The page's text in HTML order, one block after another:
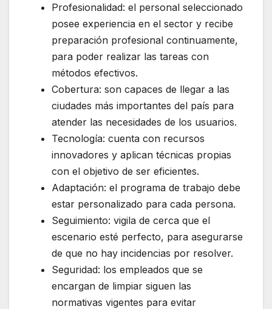
Profesionalidad: el personal seleccionado
posee experiencia en el sector y recibe
preparación profesional continuamente,
para poder realizar las tareas con
métodos efectivos.
Cobertura: son capaces de llegar a las
ciudades más importantes del país para
atender las necesidades de los usuarios.
Tecnología: cuenta con recursos
innovadores y aplican técnicas propias
con el objetivo de ser eficientes.
Adaptación: el programa de trabajo debe
estar personalizado para cada persona.
Seguimiento: vigila de cerca que el
escenario esté perfecto, para asegurarse
de que no hay incidencias por resolver.
Seguridad: los empleados que se
encargan de limpiar siguen las
normativas vigentes para evitar